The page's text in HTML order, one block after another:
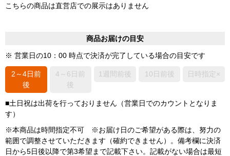
こちらの商品は直営店での展示はありません
商品お届けの目安
※ 営業日の10：00 時点で決済が完了している場合の目安です
2～4日前
後
4～6日前
後
1週間前後 10日前後 日時指定×
■土日祝は出荷を行っておりません（営業日でのカウントとなりま
す）
※本商品は時間指定不可 ※お届け日のご希望がある際は、努力の
範囲で調整させていただきます（確約できません）。備考欄に決済
日から5日後以降で第3希望まで記載下さい。記載がない場合は最短